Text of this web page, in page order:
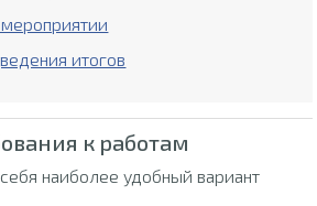
итогов
к работам
наиболее удобный вариант